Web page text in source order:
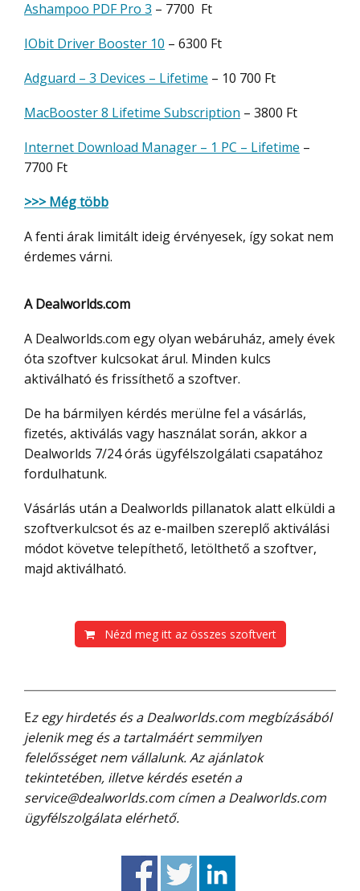
Ashampoo PDF Pro 3 – 7700 Ft
IObit Driver Booster 10 – 6300 Ft
Adguard – 3 Devices – Lifetime – 10 700 Ft
MacBooster 8 Lifetime Subscription – 3800 Ft
Internet Download Manager – 1 PC – Lifetime –
7700 Ft
>>> Még több
A fenti árak limitált ideig érvényesek, így sokat nem
érdemes várni.
A Dealworlds.com
A Dealworlds.com egy olyan webáruház, amely évek
óta szoftver kulcsokat árul. Minden kulcs
aktiválható és frissíthető a szoftver.
De ha bármilyen kérdés merülne fel a vásárlás,
fizetés, aktiválás vagy használat során, akkor a
Dealworlds 7/24 órás ügyfélszolgálati csapatához
fordulhatunk.
Vásárlás után a Dealworlds pillanatok alatt elküldi a
szoftverkulcsot és az e-mailben szereplő aktiválási
módot követve telepíthető, letölthető a szoftver,
majd aktiválható.
Nézd meg itt az összes szoftvert
Ez egy hirdetés és a Dealworlds.com megbízásából
jelenik meg és a tartalmáért semmilyen
felelősséget nem vállalunk. Az ajánlatok
tekintetében, illetve kérdés esetén a
service@dealworlds.com címen a Dealworlds.com
ügyfélszolgálata elérhető.